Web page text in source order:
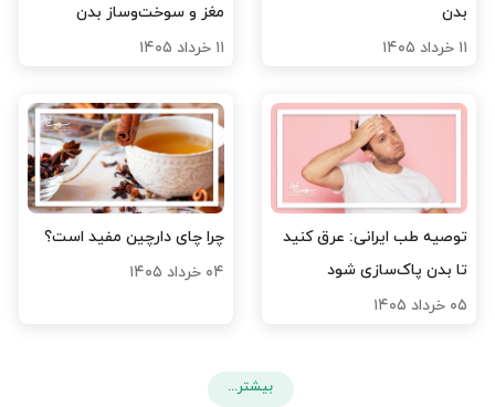
بدن
۱۱ خرداد ۱۴۰۵
مغز و سوخت‌وساز بدن
۱۱ خرداد ۱۴۰۵
توصیه طب ایرانی: عرق کنید
تا بدن پاک‌سازی شود
۰۵ خرداد ۱۴۰۵
چرا چای دارچین مفید است؟
۰۴ خرداد ۱۴۰۵
بیشتر...